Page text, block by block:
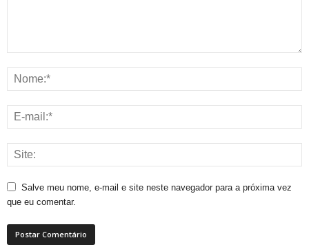
Salve meu nome, e-mail e site neste navegador para a próxima vez
que eu comentar.